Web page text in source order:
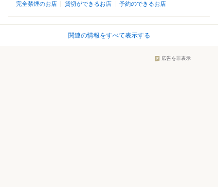
完全禁煙のお店
貸切ができるお店 予約のできるお店
関連の情報をすべて表示する
広告を非表示